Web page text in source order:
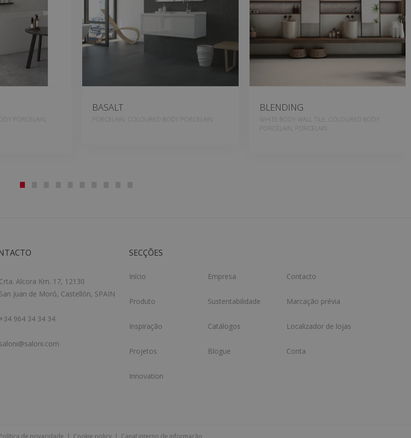
PORCELAIN,
BASALT
PORCELAIN, COLOURED BODY PORCELAIN
BLENDING
WHITE BODY WALL TILE, COLOURED BODY
PORCELAIN, PORCELAIN
Crta. Alcora Km. 17, 12130
San Juan de Moró, Castellón, SPAIN
+34 964 34 34 34
saloni@saloni.com
SECÇÕES
Início
Produto
Inspiração
Projetos
Innovation
Empresa
Sustentabilidade
Catálogos
Blogue
Contacto
Marcação prévia
Localizador de lojas
Conta
Política de privacidade | Cookie policy| Canal interno de informação